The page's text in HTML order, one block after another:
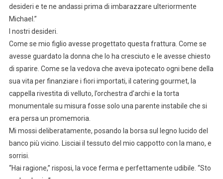
desideri e te ne andassi prima di imbarazzare ulteriormente
Michael.”
I nostri desideri.
Come se mio figlio avesse progettato questa frattura. Come se
avesse guardato la donna che lo ha cresciuto e le avesse chiesto
di sparire. Come se la vedova che aveva ipotecato ogni bene della
sua vita per finanziare i fiori importati, il catering gourmet, la
cappella rivestita di velluto, l’orchestra d’archi e la torta
monumentale su misura fosse solo una parente instabile che si
era persa un promemoria.
Mi mossi deliberatamente, posando la borsa sul legno lucido del
banco più vicino. Lisciai il tessuto del mio cappotto con la mano, e
sorrisi.
“Hai ragione,” risposi, la voce ferma e perfettamente udibile. “Sto